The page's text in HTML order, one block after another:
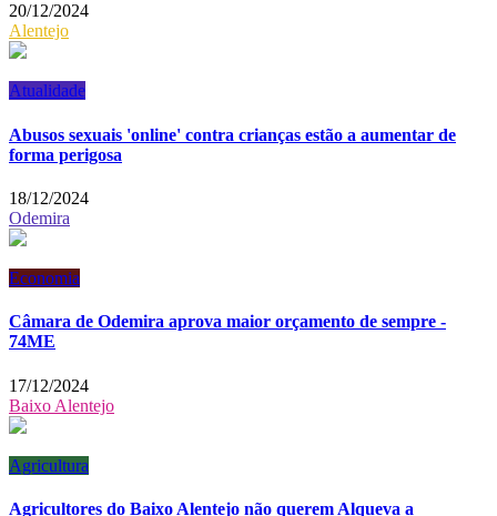
20/12/2024
Alentejo
Atualidade
Abusos sexuais 'online' contra crianças estão a aumentar de
forma perigosa
18/12/2024
Odemira
Economia
Câmara de Odemira aprova maior orçamento de sempre -
74ME
17/12/2024
Baixo Alentejo
Agricultura
Agricultores do Baixo Alentejo não querem Alqueva a